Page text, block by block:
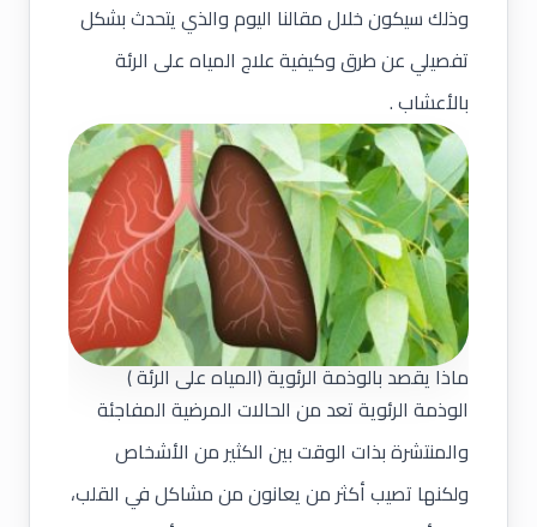
وذلك سيكون خلال مقالنا اليوم والذي يتحدث بشكل
تفصيلي عن طرق وكيفية علاج المياه على الرئة
بالأعشاب .
ماذا يقصد بالوذمة الرئوية(المياهعلى الرئة )
الوذمة الرئوية تعد من الحالات المرضية المفاجئة
والمنتشرة بذات الوقت بين الكثير من الأشخاص
ولكنها تصيب أكثر من يعانون من مشاكل في القلب،